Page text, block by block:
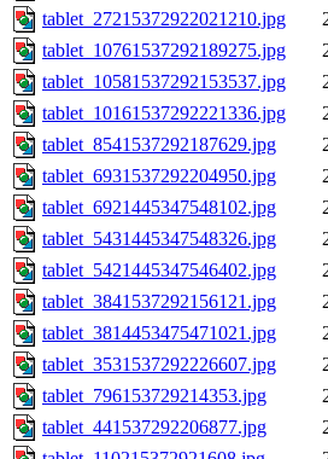
tablet_27215372922021210.jpg
tablet_10761537292189275.jpg
tablet_10581537292153537.jpg
tablet_10161537292221336.jpg
tablet_8541537292187629.jpg
tablet_6931537292204950.jpg
tablet_6921445347548102.jpg
tablet_5431445347548326.jpg
tablet_5421445347546402.jpg
tablet_3841537292156121.jpg
tablet_3814453475471021.jpg
tablet_3531537292226607.jpg
tablet_796153729214353.jpg
tablet_441537292206877.jpg